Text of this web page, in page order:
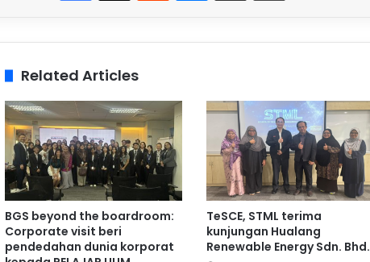
Related Articles
BGS beyond the boardroom:
Corporate visit beri
pendedahan dunia korporat
TeSCE, STML terima
kunjungan Hualang
Renewable Energy Sdn. Bhd.